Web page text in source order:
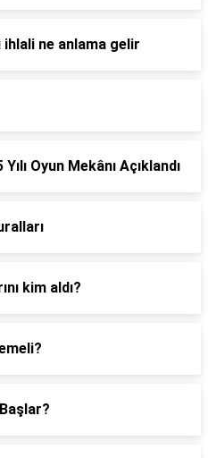
ne anlama gelir
Oyun Mekânı Açıklandı
kim aldı?